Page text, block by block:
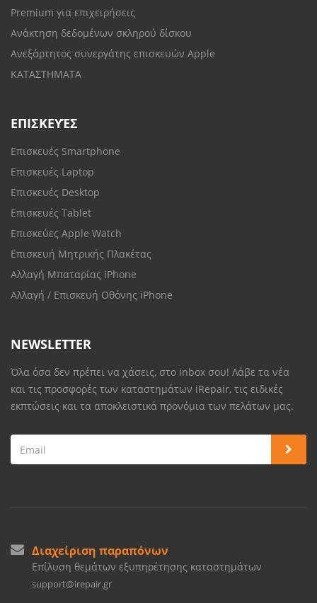
Premium για επιχειρήσεις
Ανάκτηση δεδομένων σκληρού δίσκου
Ανεξάρτητος συνεργάτης επισκευών Apple
ΚΑΤΑΣΤΗΜΑΤΑ
ΕΠΙΣΚΕΥΈΣ
Επισκευές Smartphone
Επισκευές Laptop
Επισκευές Desktop
Επισκευές Tablet
Επισκεύες Apple Watch
Επισκευή Μητρικής Πλακέτας
Αλλαγή Μπαταρίας iPhone
Αλλαγή / Επισκευή Οθόνης iPhone
NEWSLETTER
Όλα όσα δεν πρέπει να χάσεις, στο inbox σου! Λάβε τα νέα
και τις προσφορές των καταστημάτων iRepair, τις ειδικές
εκπτώσεις και τα αποκλειστικά προνόμια των πελάτων μας.
Διαχείριση παραπόνων
Επίλυση θεμάτων εξυπηρέτησης καταστημάτων
support@irepair.gr